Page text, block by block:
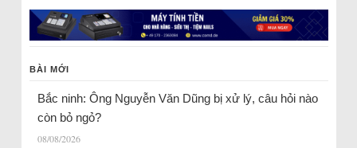
BÀI MỚI
Bắc ninh: Ông Nguyễn Văn Dũng bị xử lý, câu hỏi nào
còn bỏ ngỏ?
08/08/2026